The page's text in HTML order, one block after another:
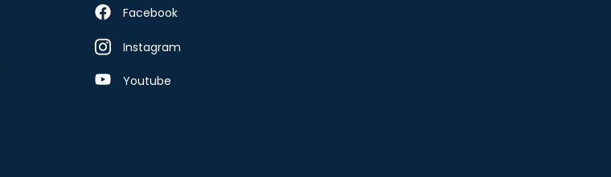
Facebook
Instagram
Youtube